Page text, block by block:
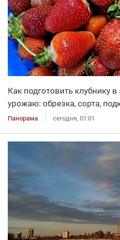
Как подготовить клубнику
урожаю: обрезка, сорта,
Панорама сегодня, 01:01